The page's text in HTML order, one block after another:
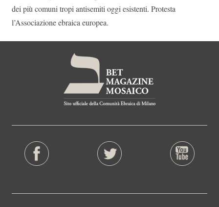
dei più comuni tropi antisemiti oggi esistenti. Protesta
l’Associazione ebraica europea.